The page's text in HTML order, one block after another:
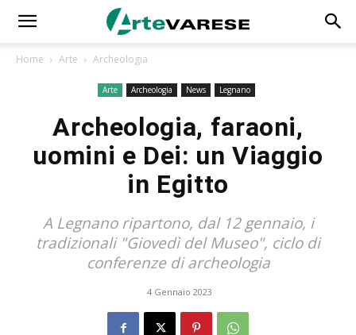
Home Arte Archeologia
Arte Archeologia News Legnano
Archeologia, faraoni,
uomini e Dei: un Viaggio
in Egitto
A Legnano ripartono, dal 12 gennaio, i
tradizionali "Giovedì del Museo", ciclo di
conferenze di archeologia
4 Gennaio 2023